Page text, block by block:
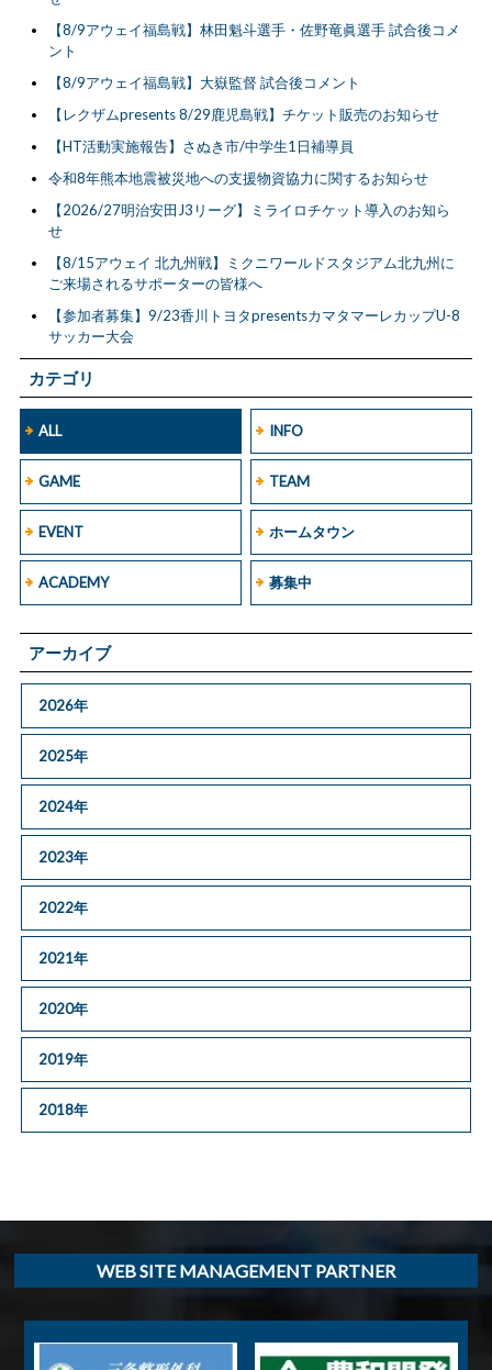
カテゴリ
ALL INFO
GAME TEAM
EVENT ホームタウン
ACADEMY 募集中
アーカイブ
2026年
2025年
2024年
2023年
2022年
2021年
2020年
2019年
2018年
【8/9アウェイ福島戦】林田魁斗選手・佐野竜眞選手 試合後コメ
ント
【8/9アウェイ福島戦】大嶽監督 試合後コメント
【レクザムpresents 8/29鹿児島戦】チケット販売のお知らせ
【HT活動実施報告】さぬき市/中学生1日補導員
令和8年熊本地震被災地への支援物資協力に関するお知らせ
【2026/27明治安田J3リーグ】ミライロチケット導入のお知ら
せ
【8/15アウェイ 北九州戦】ミクニワールドスタジアム北九州に
ご来場されるサポーターの皆様へ
【参加者募集】9/23香川トヨタpresentsカマタマーレカップU-8
サッカー大会
WEB SITE MANAGEMENT PARTNER